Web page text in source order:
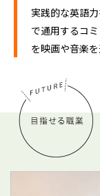
実践的な英語
で通用するコ
を映画や音楽